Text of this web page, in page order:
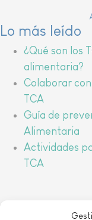
Lo más leído
¿Qué son los
alimentaria?
Colaborar
TCA
Guía de
Alimentaria
Actividades
TCA